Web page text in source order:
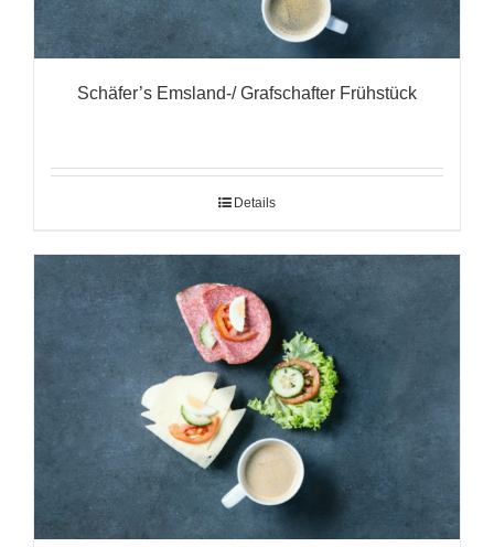
Schäfer’s Emsland-/ Grafschafter Frühstück
Details